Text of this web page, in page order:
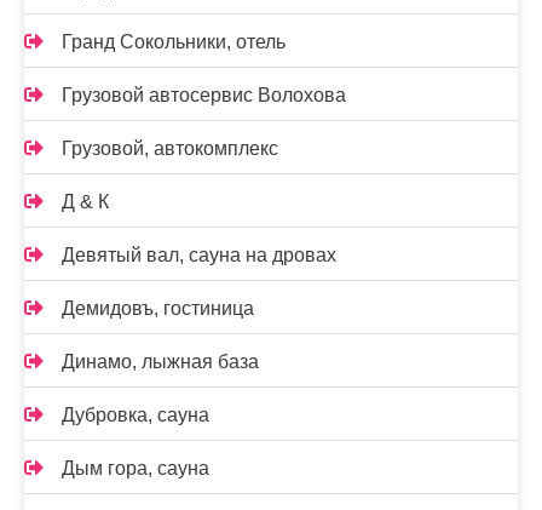
Гранд Сокольники, отель
Грузовой автосервис Волохова
Грузовой, автокомплекс
Д & К
Девятый вал, сауна на дровах
Демидовъ, гостиница
Динамо, лыжная база
Дубровка, сауна
Дым гора, сауна